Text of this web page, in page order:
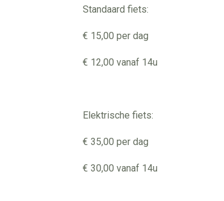
Standaard fiets:
€ 15,00 per dag
€ 12,00 vanaf 14u
Elektrische fiets:
€ 35,00 per dag
€ 30,00 vanaf 14u